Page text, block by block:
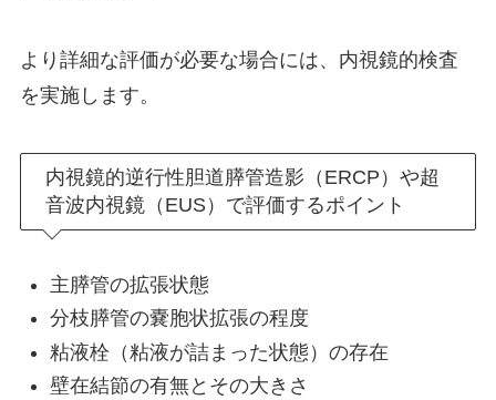
より詳細な評価が必要な場合には、内視鏡的検査
を実施します。
内視鏡的逆行性胆道膵管造影（ERCP）や超
音波内視鏡（EUS）で評価するポイント
主膵管の拡張状態
分枝膵管の嚢胞状拡張の程度
粘液栓（粘液が詰まった状態）の存在
壁在結節の有無とその大きさ